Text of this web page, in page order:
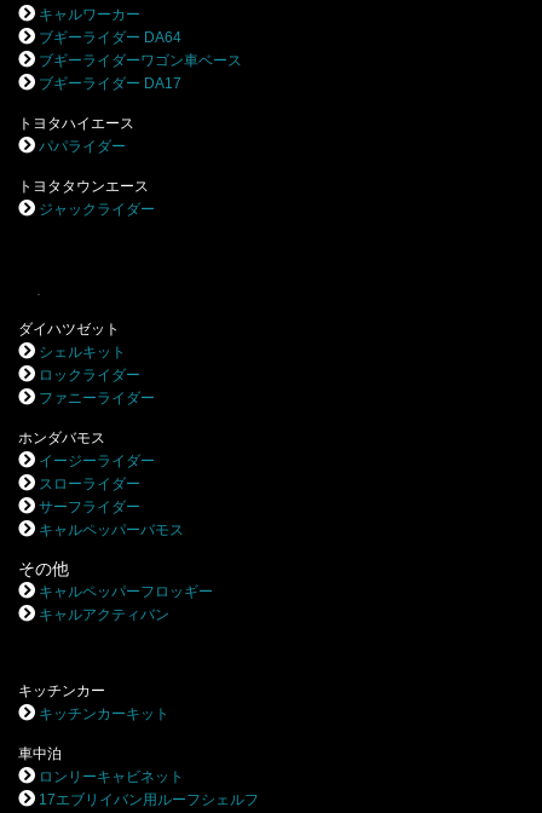
キャルワーカー
ブギーライダー DA64
ブギーライダーワゴン車ベース
ブギーライダー DA17
トヨタハイエース
パパライダー
トヨタタウンエース
ジャックライダー
ダイハツゼット
シェルキット
ロックライダー
ファニーライダー
ホンダバモス
イージーライダー
スローライダー
サーフライダー
キャルペッパーバモス
その他
キャルペッパーフロッギー
キャルアクティバン
キッチンカー
キッチンカーキット
車中泊
ロンリーキャビネット
17エブリイバン用ルーフシェルフ